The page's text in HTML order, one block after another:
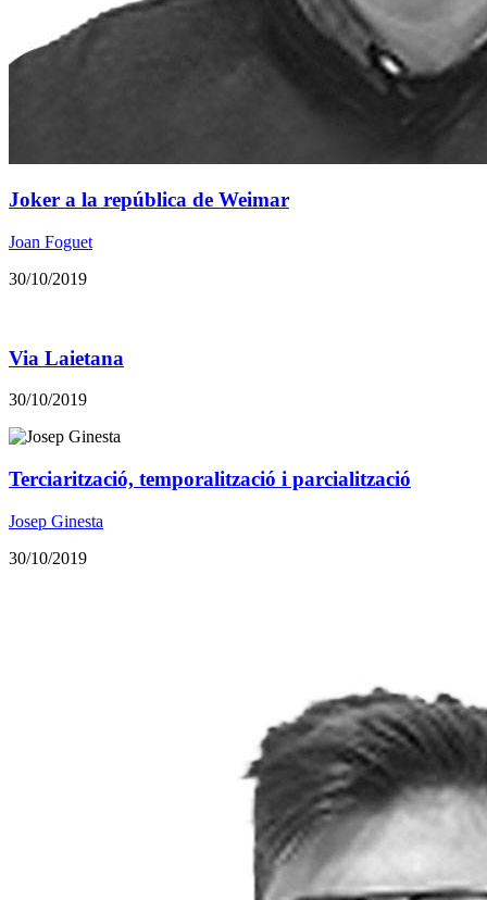
Joker a la república de Weimar
Joan Foguet
30/10/2019
Via Laietana
30/10/2019
Terciarització, temporalització i parcialització
Josep Ginesta
30/10/2019